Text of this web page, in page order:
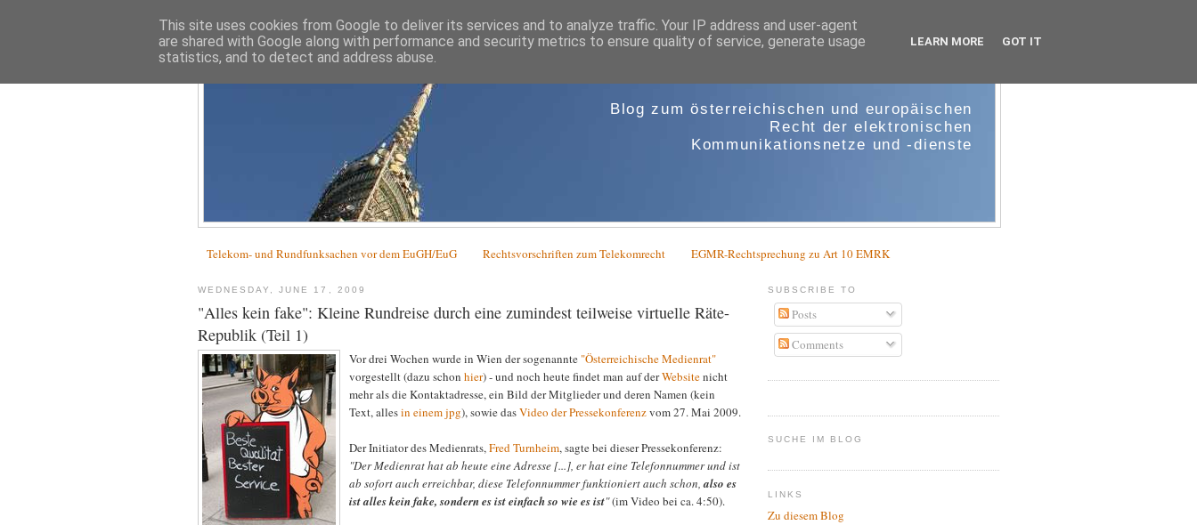
Blog zum österreichischen und europäischen
Recht der elektronischen
Kommunikationsnetze und -dienste
Telekom- und Rundfunksachen vor dem EuGH/EuG Rechtsvorschriften zum Telekomrecht EGMR-Rechtsprechung zu Art 10 EMRK
WEDNESDAY, JUNE 17, 2009
"Alles kein fake": Kleine Rundreise durch eine zumindest teilweise virtuelle Räte-
Republik (Teil 1)
Vor drei Wochen wurde in Wien der sogenannte "Österreichische Medienrat"
vorgestellt (dazu schon hier) - und noch heute findet man auf derWebsitenicht
mehr als die Kontaktadresse, ein Bild der Mitglieder und deren Namen (kein
Text, allesin einem jpg), sowie dasVideo der Pressekonferenzvom 27. Mai 2009.
Der Initiator des Medienrats,Fred Turnheim, sagte bei dieser Pressekonferenz:
"Der Medienrat hat ab heute eine Adresse [...], er hat eine Telefonnummer und ist
ab sofort auch erreichbar, diese Telefonnummer funktioniert auch schon,also es
ist alles kein fake, sondern es ist einfach so wie es ist"(im Video bei ca. 4:50).
SUBSCRIBE TO
Posts
Comments
SUCHE IM BLOG
LINKS
Zu diesem Blog
This site uses cookies from Google to deliver its services and to analyze traffic. Your IP address and user-agent
are shared with Google along with performance and security metrics to ensure quality of service, generate usage
statistics, and to detect and address abuse.
LEARN MORE GOT IT